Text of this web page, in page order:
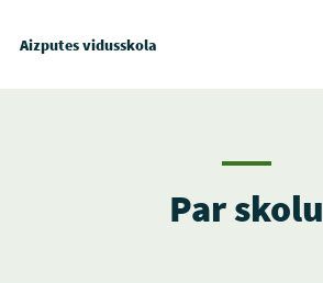
Aizputes vidusskola
Par skolu